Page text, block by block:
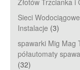
Złotów Trzcianka i
Sieci
Instalacje (3)
spawarki Mig Mag
półautomaty
(32)